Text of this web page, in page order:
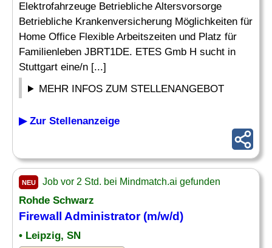
Elektrofahrzeuge Betriebliche Altersvorsorge
Betriebliche Krankenversicherung Möglichkeiten für
Home Office Flexible Arbeitszeiten und Platz für
Familienleben JBRT1DE. ETES Gmb H sucht in
Stuttgart eine/n [...]
MEHR INFOS ZUM STELLENANGEBOT
▶ Zur Stellenanzeige
NEU Job vor 2 Std. bei Mindmatch.ai gefunden
Rohde Schwarz
Firewall Administrator(m/w/d)
• Leipzig, SN